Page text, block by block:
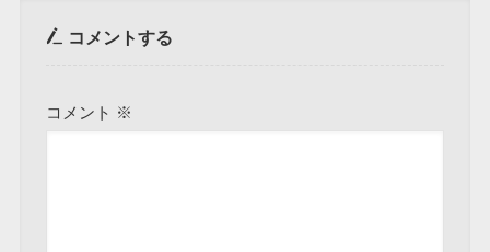
コメントする
コメント ※